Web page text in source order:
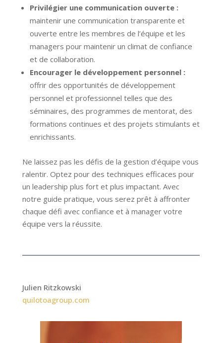
Privilégier une communication ouverte :
maintenir une communication transparente et
ouverte entre les membres de l’équipe et les
managers pour maintenir un climat de confiance
et de collaboration.
Encourager le développement personnel :
offrir des opportunités de développement
personnel et professionnel telles que des
séminaires, des programmes de mentorat, des
formations continues et des projets stimulants et
enrichissants.
Ne laissez pas les défis de la gestion d’équipe vous
ralentir. Optez pour des techniques efficaces pour
un leadership plus fort et plus impactant. Avec
notre guide pratique, vous serez prêt à affronter
chaque défi avec confiance et à manager votre
équipe vers la réussite.
Julien Ritzkowski
quilotoagroup.com